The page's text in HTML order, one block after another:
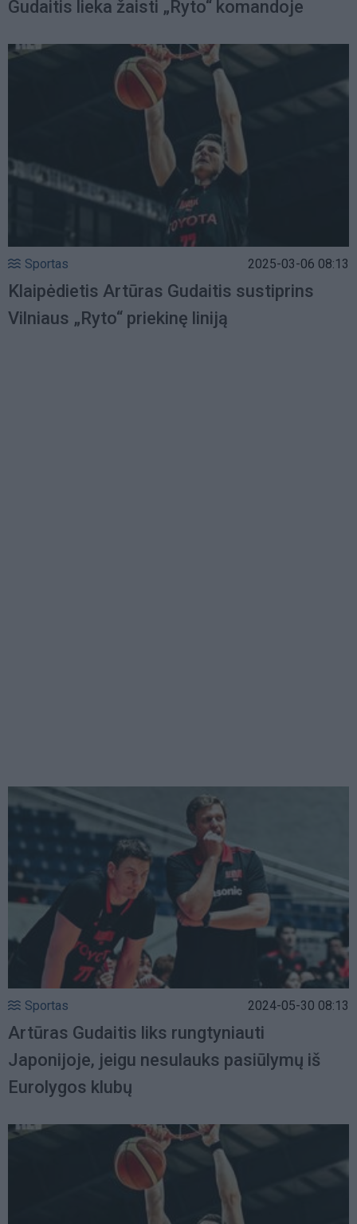
Gudaitis lieka žaisti „Ryto“ komandoje
Sportas 2025-03-06 08:13
Klaipėdietis Artūras Gudaitis sustiprins
Vilniaus „Ryto“ priekinę liniją
Sportas 2024-05-30 08:13
Artūras Gudaitis liks rungtyniauti
Japonijoje, jeigu nesulauks pasiūlymų iš
Eurolygos klubų